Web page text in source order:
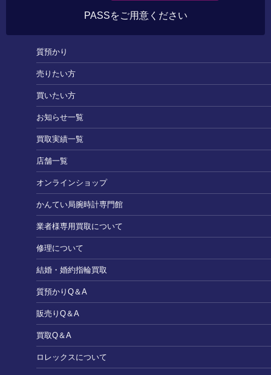
PASSをご用意ください
質預かり
売りたい方
買いたい方
お知らせ一覧
買取実績一覧
店舗一覧
オンラインショップ
かんてい局腕時計専門館
業者様専用買取について
修理について
結婚・婚約指輪買取
質預かりQ＆A
販売りQ＆A
買取Q＆A
ロレックスについて